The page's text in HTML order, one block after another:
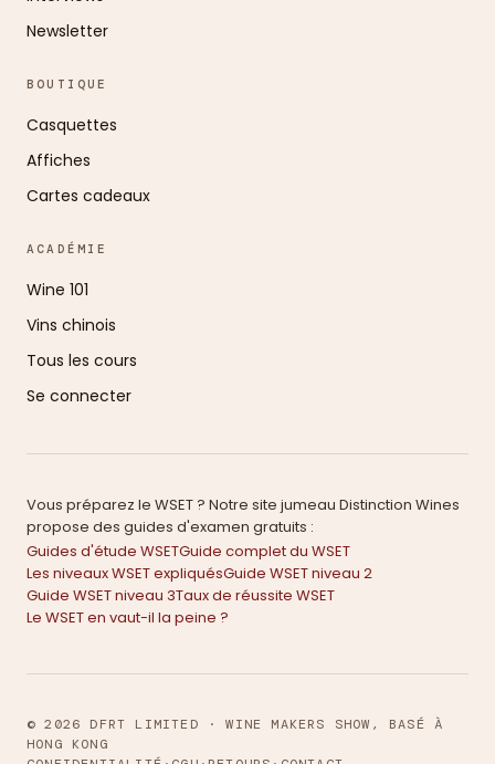
Newsletter
BOUTIQUE
Casquettes
Affiches
Cartes cadeaux
ACADÉMIE
Wine 101
Vins chinois
Tous les cours
Se connecter
Vous préparez le WSET ? Notre site jumeau Distinction Wines
propose des guides d'examen gratuits :
Guides d'étude WSETGuide complet du WSET
Les niveaux WSET expliquésGuide WSET niveau 2
Guide WSET niveau 3Taux de réussite WSET
Le WSET en vaut-il la peine ?
© 2026 DFRT LIMITED · WINE MAKERS SHOW, BASÉ À
HONG KONG